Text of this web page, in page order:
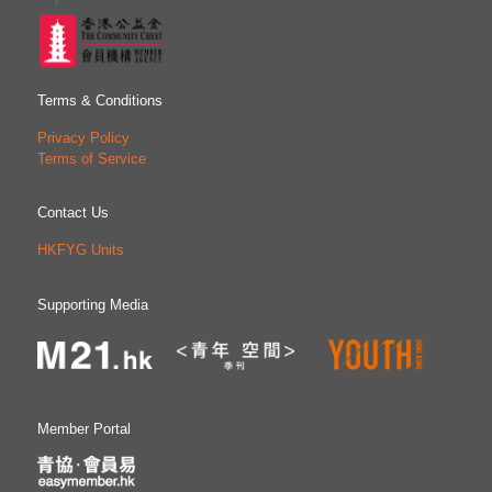
Terms & Conditions
Privacy Policy
Terms of Service
Contact Us
HKFYG Units
Supporting Media
Member Portal